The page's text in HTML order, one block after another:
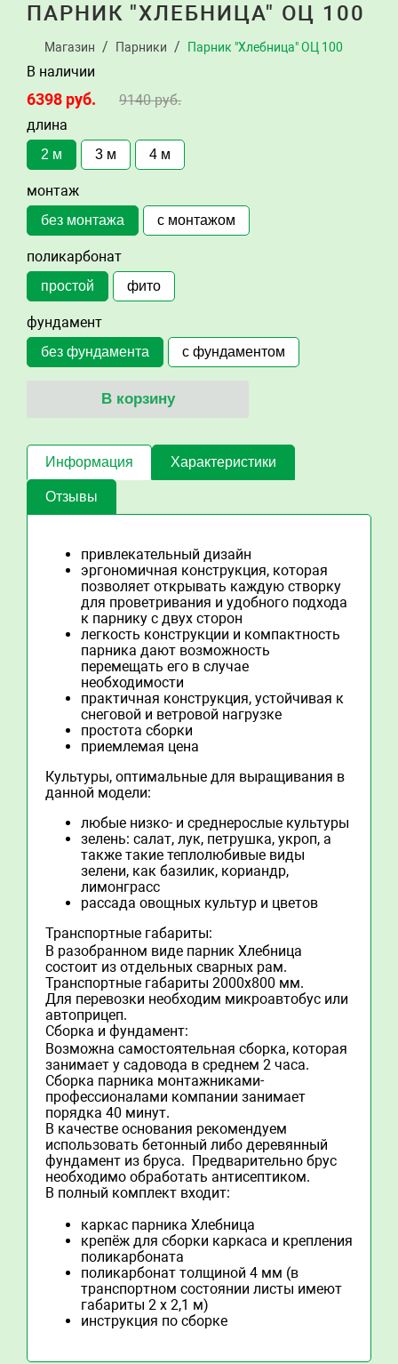
ПАРНИК "ХЛЕБНИЦА" ОЦ 100
Магазин Парники Парник "Хлебница" ОЦ 100
В наличии
6398 руб. 9140руб.
длина
2 м 3 м 4 м
монтаж
без монтажа с монтажом
поликарбонат
простой фито
фундамент
без фундамента с фундаментом
В корзину
Информация Характеристики
Отзывы
привлекательный дизайн
эргономичная конструкция, которая
позволяет открывать каждую створку
для проветривания и удобного подхода
к парнику с двух сторон
легкость конструкции и компактность
парника дают возможность
перемещать его в случае
необходимости
практичная конструкция, устойчивая к
снеговой и ветровой нагрузке
простота сборки
приемлемая цена
Культуры, оптимальные для выращивания в
данной модели:
любые низко- и среднерослые культуры
зелень: салат, лук, петрушка, укроп, а
также такие теплолюбивые виды
зелени, как базилик, кориандр,
лимонграсс
рассада овощных культур и цветов
Транспортные габариты:
В разобранном виде парник Хлебница
состоит из отдельных сварных рам.
Транспортные габариты 2000х800 мм.
Для перевозки необходим микроавтобус или
автоприцеп.
Сборка и фундамент:
Возможна самостоятельная сборка, которая
занимает у садовода в среднем 2 часа.
Сборка парника монтажниками-
профессионалами компании занимает
порядка 40 минут.
В качестве основания рекомендуем
использовать бетонный либо деревянный
фундамент из бруса. Предварительно брус
необходимо обработать антисептиком.
В полный комплект входит:
каркас парника Хлебница
крепёж для сборки каркаса и крепления
поликарбоната
поликарбонат толщиной 4 мм (в
транспортном состоянии листы имеют
габариты 2 х 2,1 м)
инструкция по сборке